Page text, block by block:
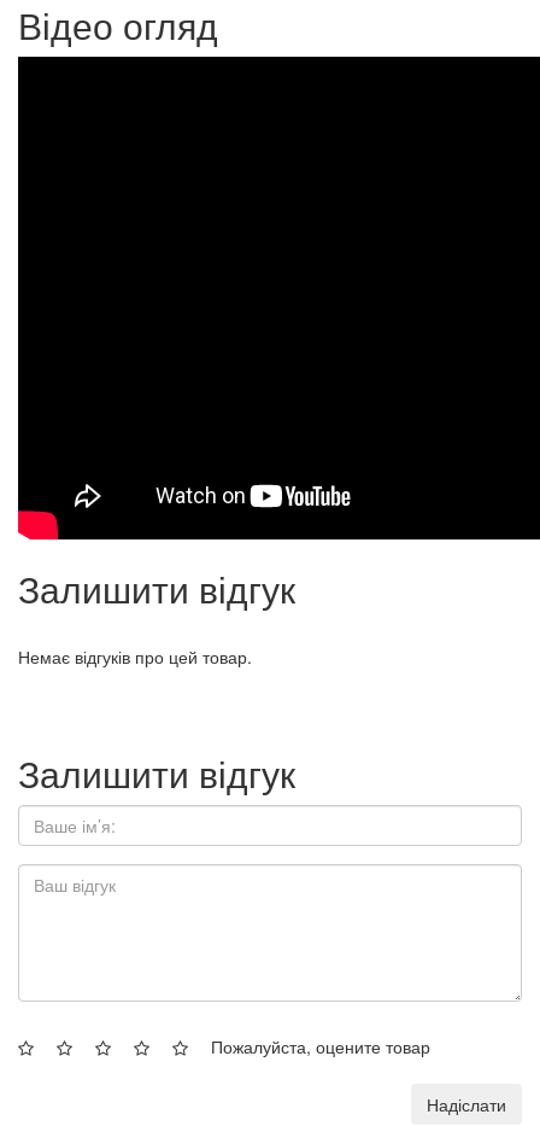
Відео огляд
Залишити відгук
Немає відгуків про цей товар.
Залишити відгук
Пожалуйста, оцените товар
Надіслати